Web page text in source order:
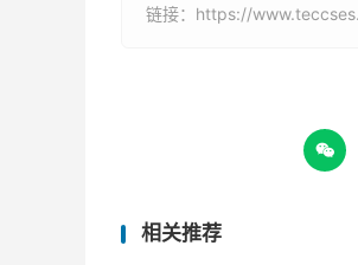
链接： https://

相关推荐